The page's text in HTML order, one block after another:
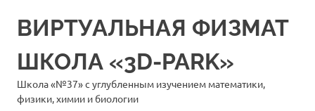
ВИРТУАЛЬНАЯ ФИЗМАТ
ШКОЛА «3D-PARK»
Школа «№37» с углубленным изучением математики,
физики, химии и биологии